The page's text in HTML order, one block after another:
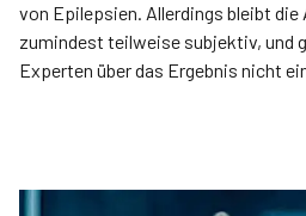
von Epilepsien. Aller­dings bleibt die
zumindest teilweise subjektiv, und
Experten über das Ergebnis nicht